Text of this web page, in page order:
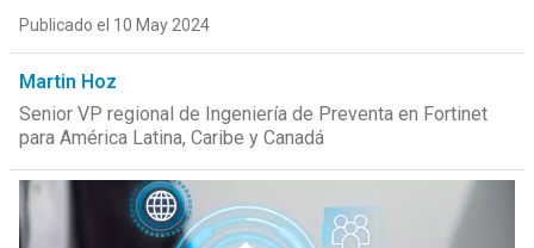
Publicado el 10 May 2024
Martin Hoz
Senior VP regional de Ingeniería de Preventa en Fortinet
para América Latina, Caribe y Canadá